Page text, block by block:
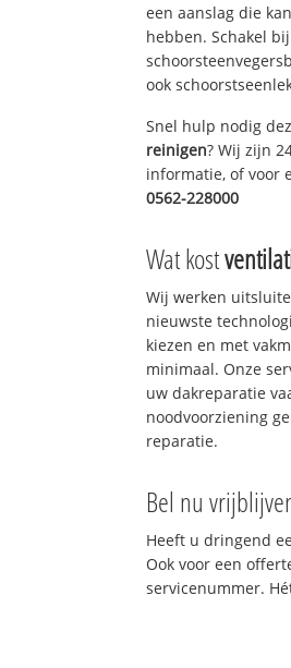
een aanslag die
hebben. Schakel
ook
Snel hulp nodig
reinigen? Wij zijn
informatie, of voor
0562-228000
Wat kost
Wij werken
nieuwste
kiezen en met
minimaal. Onze
uw dakreparatie
noodvoorziening
reparatie.
Bel nu
Heeft u dringend
Ook voor een
servicenummer.